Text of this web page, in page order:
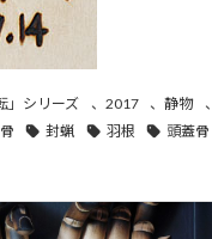
」シリーズ 、 2017 、静物 、
封蝋 羽根 頭蓋骨